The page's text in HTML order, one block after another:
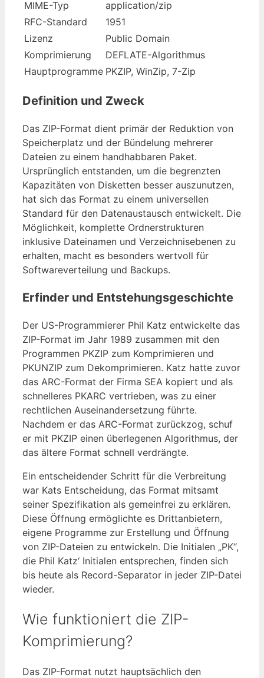
MIME-Typ
application/zip
RFC-Standard
1951
Lizenz
Public Domain
Komprimierung
DEFLATE-Algorithmus
Hauptprogramme PKZIP, WinZip, 7-Zip
Definition und Zweck
Das ZIP-Format dient primär der Reduktion von
Speicherplatz und der Bündelung mehrerer
Dateien zu einem handhabbaren Paket.
Ursprünglich entstanden, um die begrenzten
Kapazitäten von Disketten besser auszunutzen,
hat sich das Format zu einem universellen
Standard für den Datenaustausch entwickelt. Die
Möglichkeit, komplette Ordnerstrukturen
inklusive Dateinamen und Verzeichnisebenen zu
erhalten, macht es besonders wertvoll für
Softwareverteilung und Backups.
Erfinder und Entstehungsgeschichte
Der US-Programmierer Phil Katz entwickelte das
ZIP-Format im Jahr 1989 zusammen mit den
Programmen PKZIP zum Komprimieren und
PKUNZIP zum Dekomprimieren. Katz hatte zuvor
das ARC-Format der Firma SEA kopiert und als
schnelleres PKARC vertrieben, was zu einer
rechtlichen Auseinandersetzung führte.
Nachdem er das ARC-Format zurückzog, schuf
er mit PKZIP einen überlegenen Algorithmus, der
das ältere Format schnell verdrängte.
Ein entscheidender Schritt für die Verbreitung
war Kats Entscheidung, das Format mitsamt
seiner Spezifikation als gemeinfrei zu erklären.
Diese Öffnung ermöglichte es Drittanbietern,
eigene Programme zur Erstellung und Öffnung
von ZIP-Dateien zu entwickeln. Die Initialen „PK“,
die Phil Katz‘ Initialen entsprechen, finden sich
bis heute als Record-Separator in jeder ZIP-Datei
wieder.
Wie funktioniert die ZIP-
Komprimierung?
Das ZIP-Format nutzt hauptsächlich den